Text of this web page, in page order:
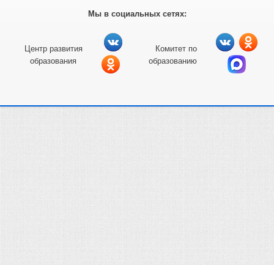
Мы в социальных сетях:
Центр развития
образования
Комитет по
образованию